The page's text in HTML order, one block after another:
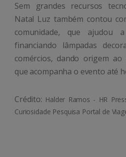
Sem grandes recursos
Natal Luz também contou
comunidade, que ajudou
financiando lâmpadas
comércios, dando origem
que acompanha o evento até
Crédito: Halder Ramos - HR
Curiosidade Pesquisa Portal de